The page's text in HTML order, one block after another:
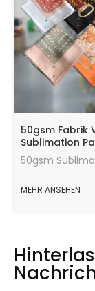
50gsm Fabrik
Sublimation
MEHR ANSEHEN